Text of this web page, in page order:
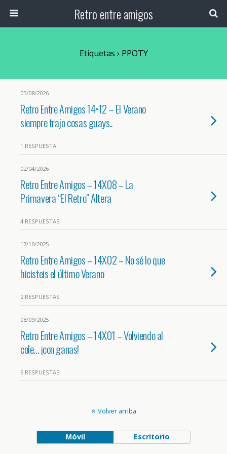
Retro entre amigos
Etiquetas › PPOTY
05/08/2026
Retro Entre Amigos 14×12 – El Verano
siempre trajo cosas guays..
1 RESPUESTA
02/04/2026
Retro Entre Amigos – 14X08 – La
Primavera “El Retro” Altera
4 RESPUESTAS
17/10/2025
Retro Entre Amigos – 14X02 – No sé lo que
hicisteis el último Verano
2 RESPUESTAS
08/09/2025
Retro Entre Amigos – 14X01 – Volviendo al
cole… ¡con ganas!
6 RESPUESTAS
Volver arriba
Móvil Escritorio